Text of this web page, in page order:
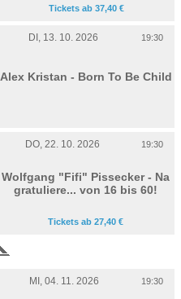
Tickets ab 37,40 €
DI, 13. 10. 2026 19:30
Alex Kristan - Born To Be Child
DO, 22. 10. 2026 19:30
Wolfgang "Fifi" Pissecker - Na
gratuliere... von 16 bis 60!
Tickets ab 27,40 €
MI, 04. 11. 2026 19:30